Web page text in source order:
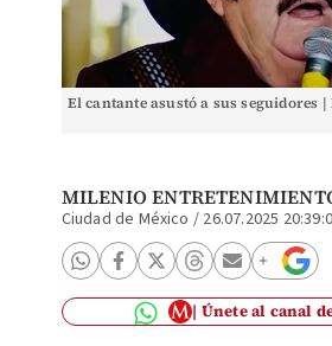
El cantante asustó a sus seguidores |
MILENIO
Ciudad de México / 26.07.2025
Únete al canal